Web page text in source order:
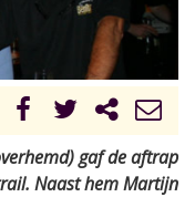
gaf de aftrap
Naast hem Martijn